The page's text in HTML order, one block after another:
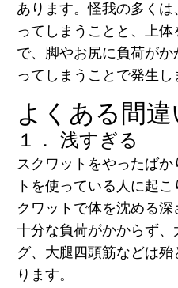
あります。怪我の多く
ってしまうことと、上
で、脚やお尻に負荷が
ってしまうことで発生し
よくある間
１． 浅すぎる
スクワットをやったば
トを使っている人に起
クワットで体を沈める
十分な負荷がかからず
グ、大腿四頭筋などは
ります。